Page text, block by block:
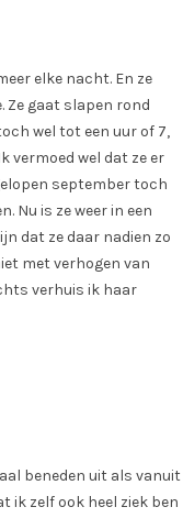
elke nacht. En ze
Ze gaat slapen rond
wel tot een uur of 7,
vermoed wel dat ze er
september toch
Nu is ze weer in een
dat ze daar nadien zo
met verhogen van
verhuis ik haar
beneden uit als vanuit
ik zelf ook heel ziek ben